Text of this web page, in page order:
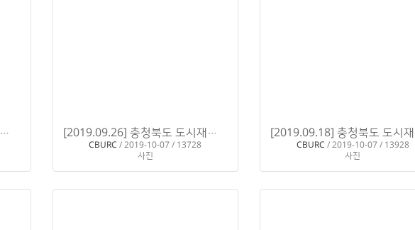
[2019.09.28] 충청북도 도시재생뉴딜 전문가 육성 교육 - 퍼실리테이션 Ⅰ H
[2019.09.26] 충청북도 도시재생뉴딜 전문가 육성교육 - 심화과정 H
CBURC / 2019-10-07 / 13728
사진
CBURC / 2019-10-07 / 13928
사진